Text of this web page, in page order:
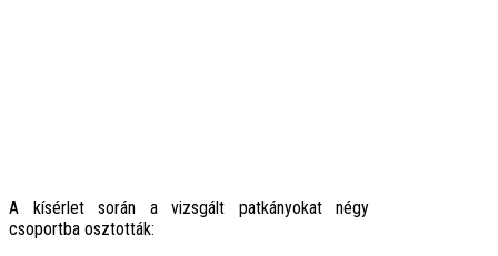
A kísérlet során a vizsgált patkányokat négy
csoportba osztották: